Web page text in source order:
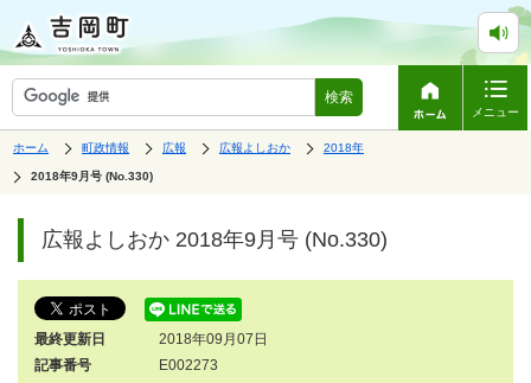
検索
メニュー
表
ペ
ジ
ホーム
の
中
の
町政情報
の
中
広報
の
中
広報よしおか
の
中
2018年
の
2018年9月号 (No.330)
す。
ジ
の
す。
広報よしおか 2018年9月号 (No.330)
最終更新日
2018年09月07日
記事番号
E002273